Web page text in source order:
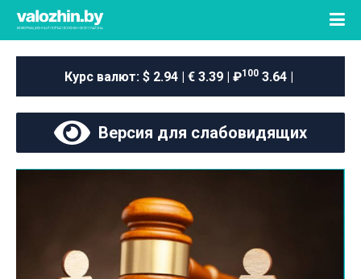
Курс валют: $ 2.94 | € 3.39 | ₽100 3.64 |
Версия для слабовидящих